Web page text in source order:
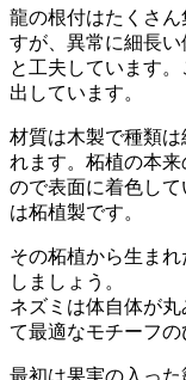
龍の根付はたくさ
すが、異常に細長
と工夫しています
出しています。
材質は木製で種類
れます。柘植の本
ので表面に着色し
は柘植製です。
その柘植から生ま
しましょう。
ネズミは体自体が
て最適なモチーフの
最初は果実の入っ